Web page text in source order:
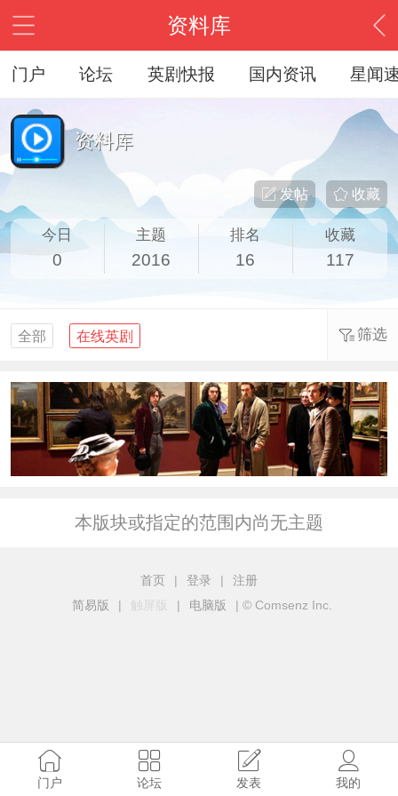
资料库
门户 论坛 英剧快报 国内资讯 星闻
资料库
收藏
发帖
今日
0
主题
2016
排名
16
收藏
117
全部 在线英剧 筛选
本版块或指定的范围内尚无主题
首页 | 登录 |
注册
简易版
| 触屏版 | 电脑版 | © Comsenz Inc.
门户 论坛 发表 我的